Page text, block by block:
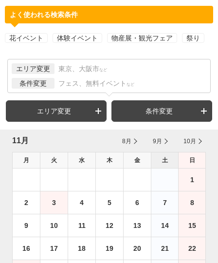
よく使われる検索条件
花イベント 体験イベント 物産展・観光フェア 祭り
エリア変更 東京、大阪市 など
条件変更 フェス、無料イベント など
エリア変更 条件変更
11月 8月 9月 10月
月 火 水 木 金 土 日
1
2 3 4 5 6 7 8
9 10 11 12 13 14 15
16 17 18 19 20 21 22